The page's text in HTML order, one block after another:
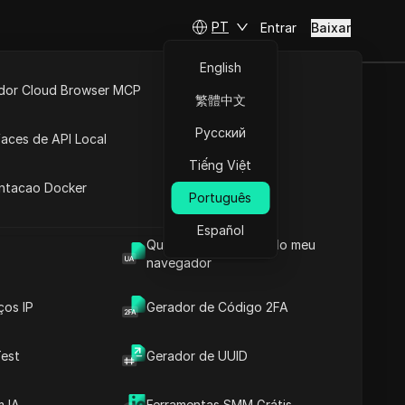
Qual é o User Agent do meu
navegador
IP Gerador de Código 2FA
Gerador de UUID
Cloud Browser MCP
de API Local
Docker
PT
English
繁體中文
Русский
Tiếng Việt
Português
Español
Entrar Baixar
Abrir no ChatGPT
Fazer perguntas sobre esta página
Abrir no Claude